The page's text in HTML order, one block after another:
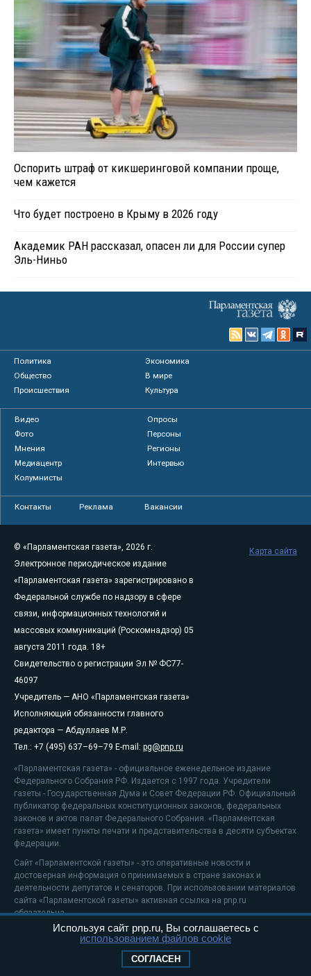
Оспорить штраф от кикшеринговой компании проще,
чем кажется
Что будет построено в Крыму в 2026 году
Академик РАН рассказал, опасен ли для России супер
Эль-Ниньо
Политика
Экономика
Общество
В мире
Происшествия
Культура
Видео
Опросы
Фото
Персоны
Мнения
Регионы
Медиацентр
Интервью
Колумнисты
Контакты Реклама Вакансии
© «Парламентская газета», 2026 г.
Электронное периодическое издание
«Парламентская газета» зарегистрировано в
Федеральной службе по надзору в сфере
связи, информационных технологий и
массовых коммуникаций (Роскомнадзор) 05
августа 2011 года. 18+
Свидетельство о регистрации Эл № ФС77-
46097
Учредитель — АНО «Парламентская газета»
Исполняющий обязанности главного
редактора — Абдуллаев М.Р.
Тел.: +7 (495) 637–69–79 E-mail: pg@pnp.ru
«Парламентская газета» - официальное еженедельное издание
Федерального Собрания РФ. Издается с 1997 года. Учредители
газеты - Государственная Дума и Совет Федерации РФ. Официальный
публикатор федеральных конституционных законов, федеральных
законов и актов палат Федерального Собрания. «Парламентская
газета» имеет пункты печати и представительства в десяти субъектах
федерации.
Сайт «Парламентской газеты» - это оперативные новости и
достоверная информация о принимаемых в стране законах и
деятельности депутатов и сенаторов. При использовании материалов
сайта «Парламентской газеты» активная ссылка на pnp.ru
обязательна.
На информационном ресурсе применяютсярекомендательные
Положение о защите персональных данных
Карта сайта
Используя сайт pnp.ru, Вы соглашаетесь с
использованием файлов cookie
СОГЛАСЕН